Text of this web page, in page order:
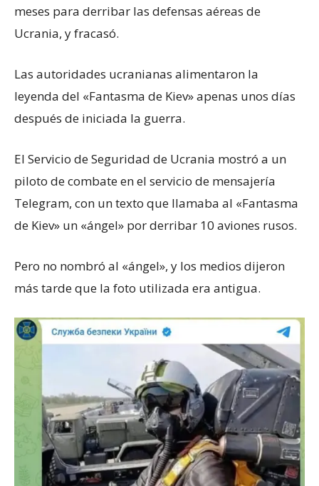
meses para derribar las defensas aéreas de
Ucrania, y fracasó.
Las autoridades ucranianas alimentaron la
leyenda del «Fantasma de Kiev» apenas unos días
después de iniciada la guerra.
El Servicio de Seguridad de Ucrania mostró a un
piloto de combate en el servicio de mensajería
Telegram, con un texto que llamaba al «Fantasma
de Kiev» un «ángel» por derribar 10 aviones rusos.
Pero no nombró al «ángel», y los medios dijeron
más tarde que la foto utilizada era antigua.